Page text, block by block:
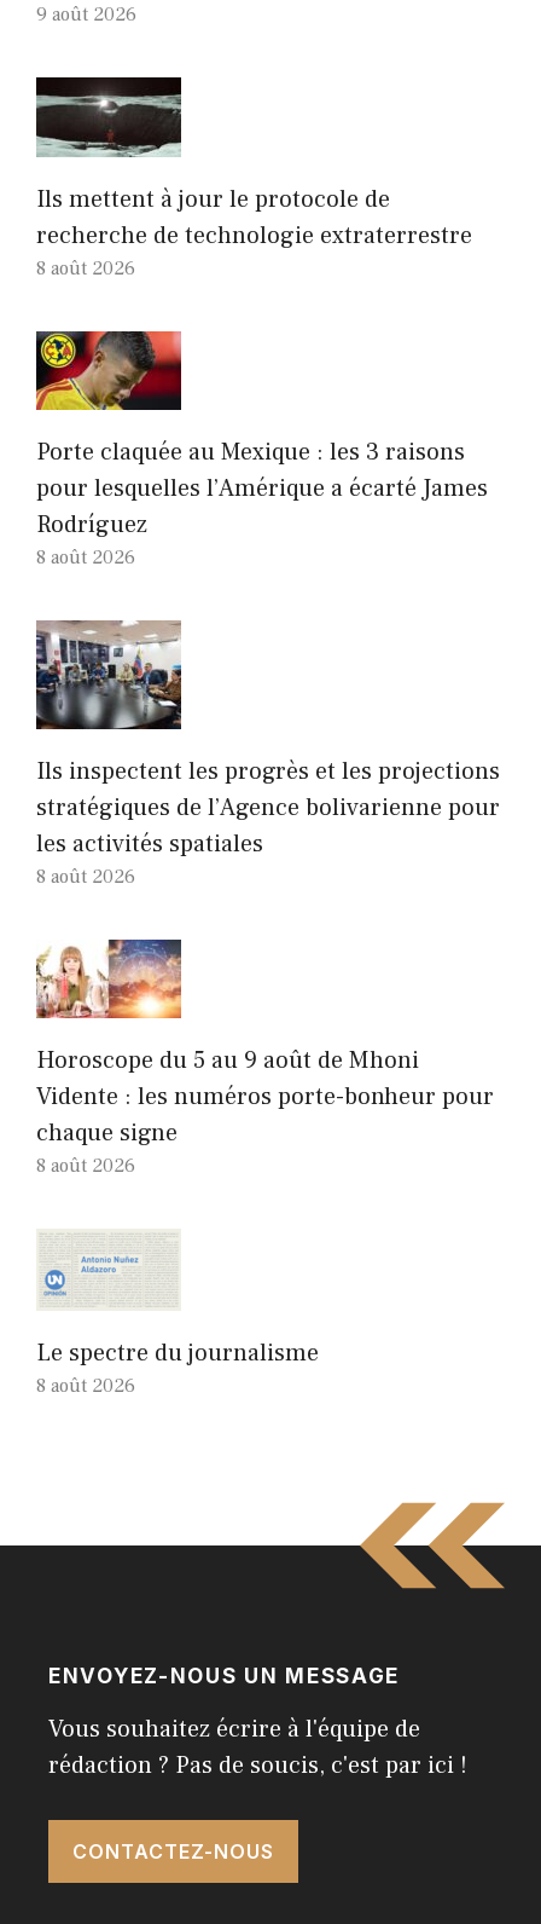
9 août 2026
Ils mettent à jour le protocole de
recherche de technologie extraterrestre
8 août 2026
Porte claquée au Mexique : les 3 raisons
pour lesquelles l’Amérique a écarté James
Rodríguez
8 août 2026
Ils inspectent les progrès et les projections
stratégiques de l’Agence bolivarienne pour
les activités spatiales
8 août 2026
Horoscope du 5 au 9 août de Mhoni
Vidente : les numéros porte-bonheur pour
chaque signe
8 août 2026
Le spectre du journalisme
8 août 2026
ENVOYEZ-NOUS UN MESSAGE
Vous souhaitez écrire à l'équipe de
rédaction ? Pas de soucis, c'est par ici !
CONTACTEZ-NOUS